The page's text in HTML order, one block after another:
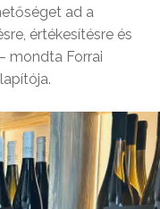
ad a
értékesítésre és
mondta Forrai